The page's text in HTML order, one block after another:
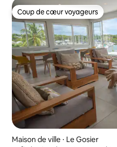
Coup de cœur voyageurs
Coup de cœur voyageurs
Maison de ville ⋅ Le Gosier